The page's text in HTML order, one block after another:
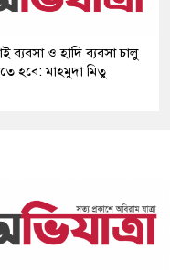
ব্যবসা ও হাদি ব্যবসা চালু
হবে: মাহমুদা মিতু